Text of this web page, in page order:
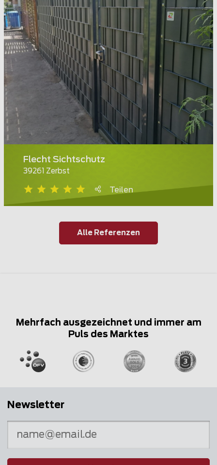
Flecht Sichtschutz
39261 Zerbst
Teilen
Alle Referenzen
Mehrfach ausgezeichnet und immer am
Puls des Marktes
Newsletter